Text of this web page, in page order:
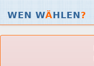
WEN WÄHLEN?